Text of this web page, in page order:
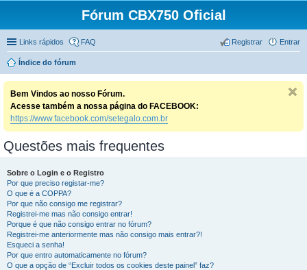
Fórum CBX750 Oficial
Links rápidos FAQ Entrar
Registrar
Índice do fórum
Bem Vindos ao nosso Fórum.
Acesse também a nossa página do FACEBOOK:
https://www.facebook.com/setegalo.com.br
Questões mais frequentes
Sobre o Login e o Registro
Por que preciso registar-me?
O que é a COPPA?
Por que não consigo me registrar?
Registrei-me mas não consigo entrar!
Porque é que não consigo entrar no fórum?
Registrei-me anteriormente mas não consigo mais entrar?!
Esqueci a senha!
Por que entro automaticamente no fórum?
O que a opção de “Excluir todos os cookies deste painel” faz?